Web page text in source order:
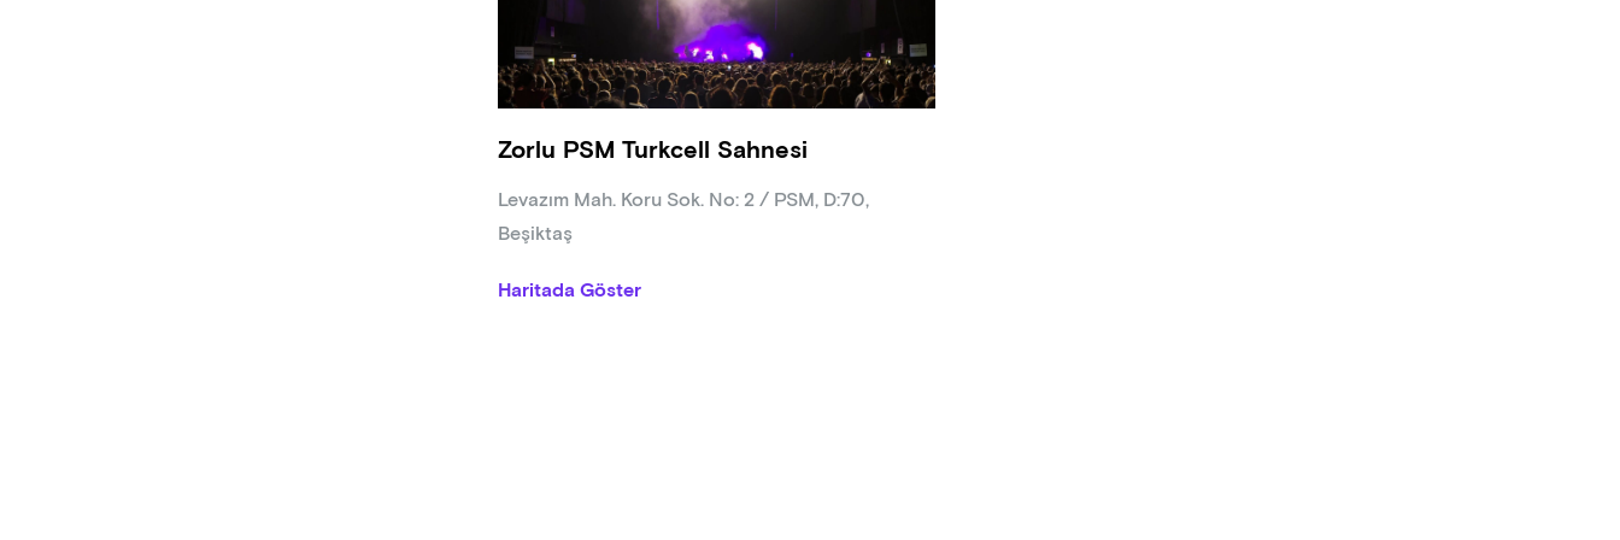
Medya Sponsoru: Karnaval
Zorlu PSM Turkcell Sahnesi
Levazım Mah. Koru Sok. No: 2 / PSM, D:70,
Beşiktaş
Haritada Göster